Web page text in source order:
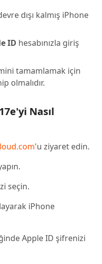
dışı kalmış iPhone
ID hesabınızla giriş
tamamlamak için
olmalıdır.
Nasıl
'u ziyaret edin.
seçin.
iPhone
Apple ID şifrenizi